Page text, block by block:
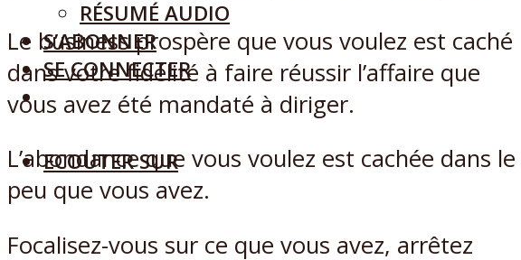
RÉSUMÉ AUDIO
S’ABONNER
SE CONNECTER
ECOUTER SUR
Le business prospère que vous voulez est caché
dans votre fidélité à faire réussir l’affaire que
vous avez été mandaté à diriger.
L’abondance que vous voulez est cachée dans le
peu que vous avez.
Focalisez-vous sur ce que vous avez, arrêtez